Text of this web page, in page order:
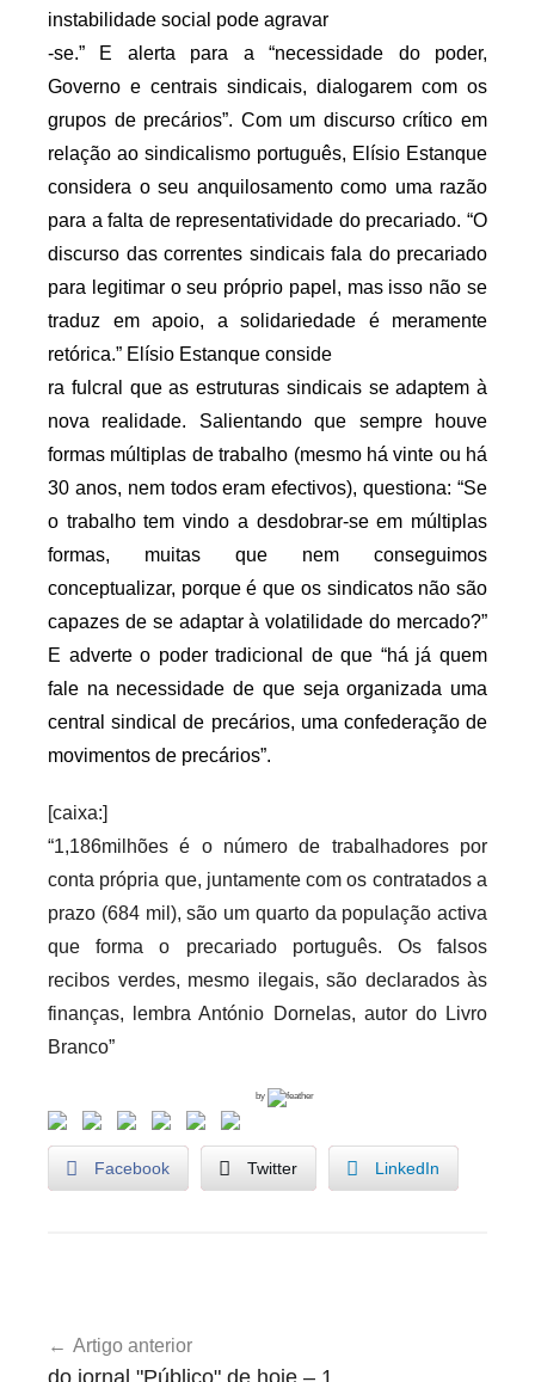
instabilidade social pode agravar
-se.” E alerta para a “necessidade do poder,
Governo e centrais sindicais, dialogarem com os
grupos de precários”. Com um discurso crítico em
relação ao sindicalismo português, Elísio Estanque
considera o seu anquilosamento como uma razão
para a falta de representatividade do precariado. “O
discurso das correntes sindicais fala do precariado
para legitimar o seu próprio papel, mas isso não se
traduz em apoio, a solidariedade é meramente
retórica.” Elísio Estanque conside
ra fulcral que as estruturas sindicais se adaptem à
nova realidade. Salientando que sempre houve
formas múltiplas de trabalho (mesmo há vinte ou há
30 anos, nem todos eram efectivos), questiona: “Se
o trabalho tem vindo a desdobrar-se em múltiplas
formas, muitas que nem conseguimos
conceptualizar, porque é que os sindicatos não são
capazes de se adaptar à volatilidade do mercado?”
E adverte o poder tradicional de que “há já quem
fale na necessidade de que seja organizada uma
central sindical de precários, uma confederação de
movimentos de precários”.
[caixa:]
“1,186milhões é o número de trabalhadores por
conta própria que, juntamente com os contratados a
prazo (684 mil), são um quarto da população activa
que forma o precariado português. Os falsos
recibos verdes, mesmo ilegais, são declarados às
finanças, lembra António Dornelas, autor do Livro
Branco”
by
Facebook Twitter LinkedIn
de
Artigo anterior
do jornal "Público" de hoje – 1